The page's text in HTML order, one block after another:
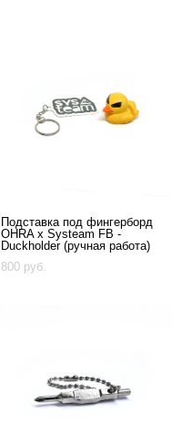
Подставка под фингерборд
OHRA x Systeam FB -
Duckholder (ручная работа)
800 pуб.